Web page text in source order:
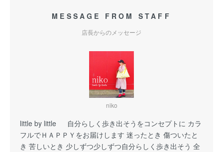
MESSAGE FROM STAFF
店長からのメッセージ
niko
little by little 自分らしく歩き出そうをコンセプトに カラ
フルでＨＡＰＰＹをお届けします 迷ったとき 傷ついたと
き 苦しいとき 少しずつ少しずつ自分らしく歩き出そう 全